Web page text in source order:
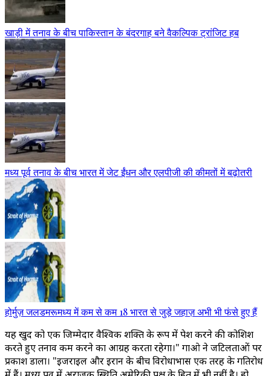
खाड़ी में तनाव के बीच पाकिस्तान के बंदरगाह बने वैकल्पिक ट्रांजिट हब
मध्य पूर्व तनाव के बीच भारत में जेट ईंधन और एलपीजी की कीमतों में बढ़ोतरी
होर्मुज़ जलडमरूमध्य में कम से कम 18 भारत से जुड़े जहाज़ अभी भी फंसे हुए हैं
यह खुद को एक जिम्मेदार वैश्विक शक्ति के रूप में पेश करने की कोशिश
करते हुए तनाव कम करने का आग्रह करता रहेगा।" गाओ ने जटिलताओं पर
प्रकाश डाला। "इजराइल और ईरान के बीच विरोधाभास एक तरह के गतिरोध